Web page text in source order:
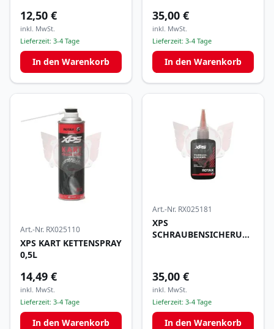
12,50 €
inkl. MwSt.
Lieferzeit: 3-4 Tage
In den Warenkorb
35,00 €
inkl. MwSt.
Lieferzeit: 3-4 Tage
In den Warenkorb
Art.-Nr. RX025110
XPS KART KETTENSPRAY
0,5L
14,49 €
inkl. MwSt.
Lieferzeit: 3-4 Tage
In den Warenkorb
Art.-Nr. RX025181
XPS
SCHRAUBENSICHERUNG
35,00 €
inkl. MwSt.
Lieferzeit: 3-4 Tage
In den Warenkorb